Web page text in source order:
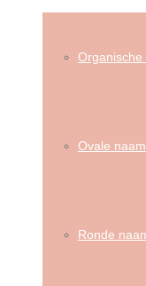
Organische
Ovale
Ronde